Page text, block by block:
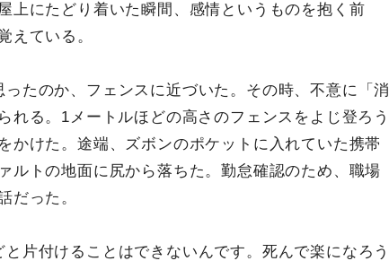
上にたどり着いた瞬間、感情というものを抱く前
えている。
たのか、フェンスに近づいた。その時、不意に「消
れる。1メートルほどの高さのフェンスをよじ登ろう
かけた。途端、ズボンのポケットに入れていた携帯
ルトの地面に尻から落ちた。勤怠確認のため、職場
だった。
と片付けることはできないんです。死んで楽になろう